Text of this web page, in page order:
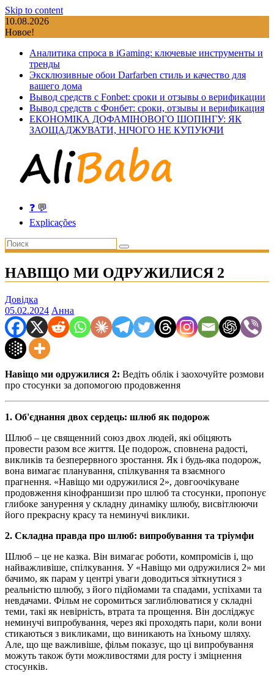
Skip to content
10.08.2026
Новое!
Аналитика спроса в iGaming: ключевые инструменты и
тренды
Эксклюзивные обои Darfarben стиль и качество для
вашего дома
Вывод средств с Fonbet: сроки и отзывы о верификации
Вывод средств с Фонбет: сроки, отзывы и верификация
ЕКОНОМІКА ДОФАМІНОВОГО ШОПІНГУ: ЯК
ЗАОЩАДЖУВАТИ, НІЧОГО НЕ КУПУЮЧИ
❓ 💬
Explicações
НАВІЩО МИ ОДРУЖИЛИСЯ 2
Довідка
05.02.2024 Анна
Навіщо ми одружилися 2: Ведіть облік і заохочуйте розмови
про стосунки за допомогою продовження
1. Об'єднання двох сердець: шлюб як подорож
Шлюб – це священний союз двох людей, які обіцяють
провести разом все життя. Це подорож, сповнена радості,
викликів та безперервного зростання. Як і будь-яка подорож,
вона вимагає планування, спілкування та взаємного
прагнення. «Навіщо ми одружилися 2», довгоочікуване
продовження кінофраншизи про шлюб та стосунки, пропонує
глибоке занурення у складну динаміку шлюбу, висвітлюючи
його прекрасну красу та неминучі виклики.
2. Складна правда про шлюб: випробування та тріумфи
Шлюб – це не казка. Він вимагає роботи, компромісів і, що
найважливіше, спілкування. У «Навіщо ми одружилися 2» ми
бачимо, як парам у центрі уваги доводиться зіткнутися з
реальністю шлюбу, з його підйомами та спадами, успіхами та
невдачами. Фільм не соромиться заглиблюватися у складні
теми, такі як невірність, втрата та прощення. Він досліджує
неминучі випробування, через які проходять пари, коли вони
стикаються з викликами, що виникають на їхньому шляху.
Але, що ще важливіше, фільм показує, що ці випробування
можуть також бути можливостями для росту і зміцнення
стосунків.